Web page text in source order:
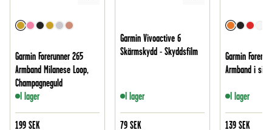
Garmin Forerunner 265
Armband Milanese Loop,
Champagneguld
I lager
199 SEK
Garmin Vivoactive 6
Skärmskydd - Skyddsfilm
I lager
79 SEK
Garmin
Armband i
I lager
139 SEK